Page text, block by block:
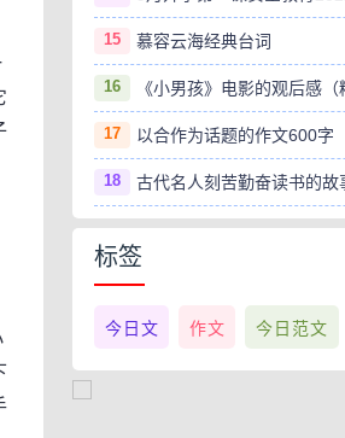
15 慕容云海经典台词
16 《小男孩》电影的观后感（
17 以合作为话题的作文600字
18 古代名人刻苦勤奋读书的故
标签
今日文 作文 今日范文